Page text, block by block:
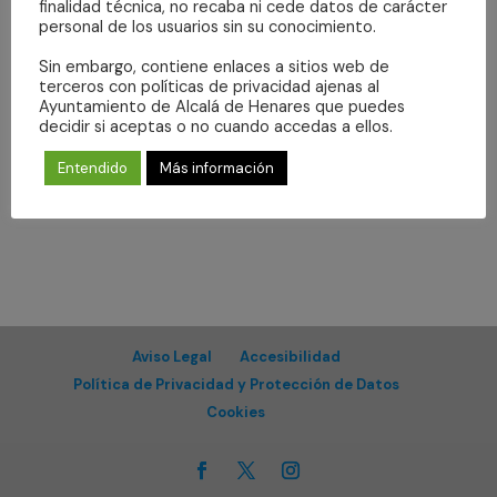
vistas
Suscribirse al calendario
Aviso Legal
Accesibilidad
Política de Privacidad y Protección de Datos
Cookies
finalidad técnica, no recaba ni cede datos de carácter
personal de los usuarios sin su conocimiento.
Sin embargo, contiene enlaces a sitios web de
terceros con políticas de privacidad ajenas al
Ayuntamiento de Alcalá de Henares que puedes
decidir si aceptas o no cuando accedas a ellos.
Entendido Más información